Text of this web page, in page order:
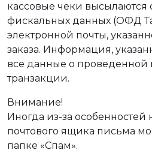
кассовые чеки высылаются
фискальных данных (ОФД
электронной почты,
заказа. Информация,
все данные о проведенной
транзакции.
Внимание!
Иногда из-за особенностей
почтового ящика письма
папке «Спам».